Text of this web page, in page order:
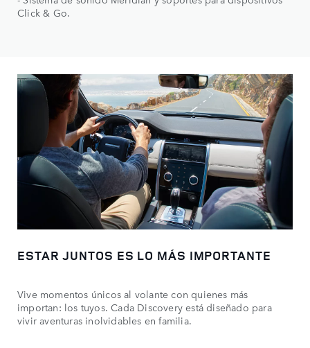
Click & Go.
ESTAR JUNTOS ES LO MÁS IMPORTANTE
Vive momentos únicos al volante con quienes más
importan: los tuyos. Cada Discovery está diseñado para
vivir aventuras inolvidables en familia.